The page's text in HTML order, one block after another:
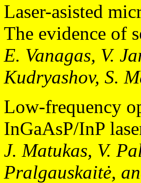
Laser-asisted
The evidence of
E. Vanagas, V.
Kudryashov, S.
Low-frequency
InGaAsP/InP
J. Matukas, V.
Pralgauskaitė,